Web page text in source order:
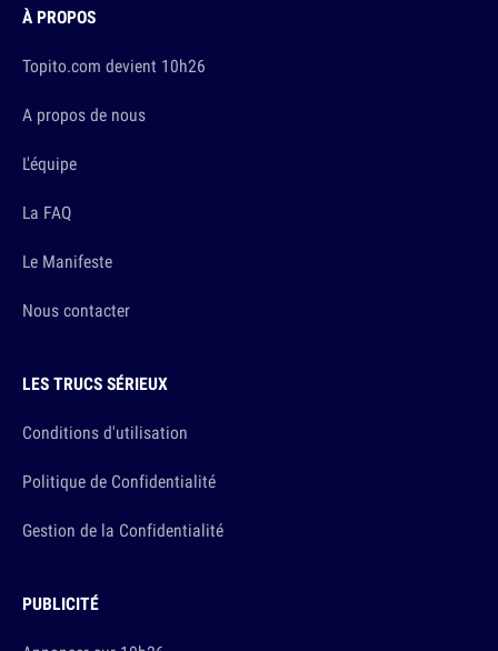
À PROPOS
Topito.com devient 10h26
A propos de nous
L'équipe
La FAQ
Le Manifeste
Nous contacter
LES TRUCS SÉRIEUX
Conditions d'utilisation
Politique de Confidentialité
Gestion de la Confidentialité
PUBLICITÉ